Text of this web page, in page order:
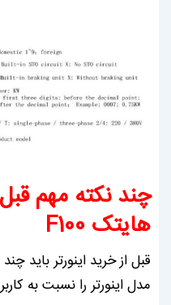
چند نکته مهم قبل
هایتک F100
قبل از خرید اینورتر باید
مدل اینورتر را نسبت به